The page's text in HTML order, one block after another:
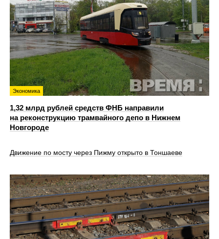
Экономика
1,32 млрд рублей средств ФНБ направили
на реконструкцию трамвайного депо в Нижнем
Новгороде
Движение по мосту через Пижму открыто в Тоншаеве